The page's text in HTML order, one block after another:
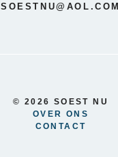
SOESTNU@AOL.COM
© 2026 SOEST NU
OVER ONS
CONTACT